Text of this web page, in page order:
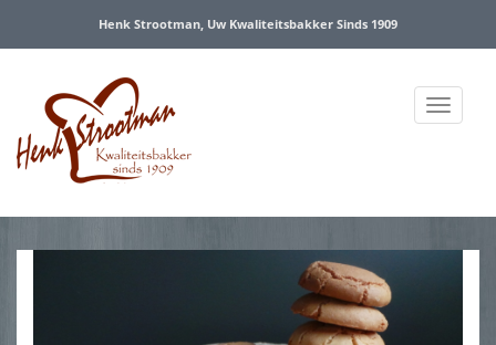
Henk Strootman, Uw Kwaliteitsbakker Sinds 1909
Menu